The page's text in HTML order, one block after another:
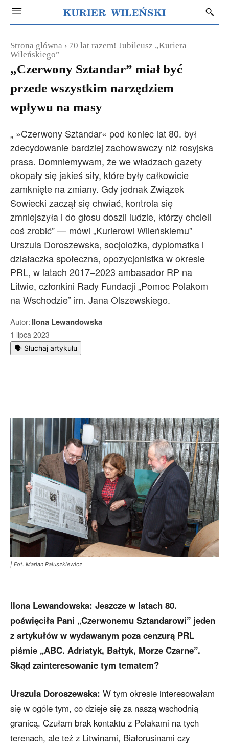
Strona główna
70 lat razem! Jubileusz „Kuriera
Wileńskiego”
„Czerwony Sztandar” miał być
przede wszystkim narzędziem
wpływu na masy
„ »Czerwony Sztandar« pod koniec lat 80. był
zdecydowanie bardziej zachowawczy niż rosyjska
prasa. Domniemywam, że we władzach gazety
okopały się jakieś siły, które były całkowicie
zamknięte na zmiany. Gdy jednak Związek
Sowiecki zaczął się chwiać, kontrola się
zmniejszyła i do głosu doszli ludzie, którzy chcieli
coś zrobić” — mówi „Kurierowi Wileńskiemu”
Urszula Doroszewska, socjolożka, dyplomatka i
działaczka społeczna, opozycjonistka w okresie
PRL, w latach 2017–2023 ambasador RP na
Litwie, członkini Rady Fundacji „Pomoc Polakom
na Wschodzie” im. Jana Olszewskiego.
Autor: Ilona Lewandowska
1 lipca 2023
🗣️ Słuchaj artykułu
| Fot. Marian Paluszkiewicz
Ilona Lewandowska: Jeszcze w latach 80.
poświęciła Pani „Czerwonemu Sztandarowi” jeden
z artykułów w wydawanym poza cenzurą PRL
piśmie „ABC. Adriatyk, Bałtyk, Morze Czarne”.
Skąd zainteresowanie tym tematem?
Urszula Doroszewska: W tym okresie interesowałam
się w ogóle tym, co dzieje się za naszą wschodnią
granicą. Czułam brak kontaktu z Polakami na tych
terenach, ale też z Litwinami, Białorusinami czy